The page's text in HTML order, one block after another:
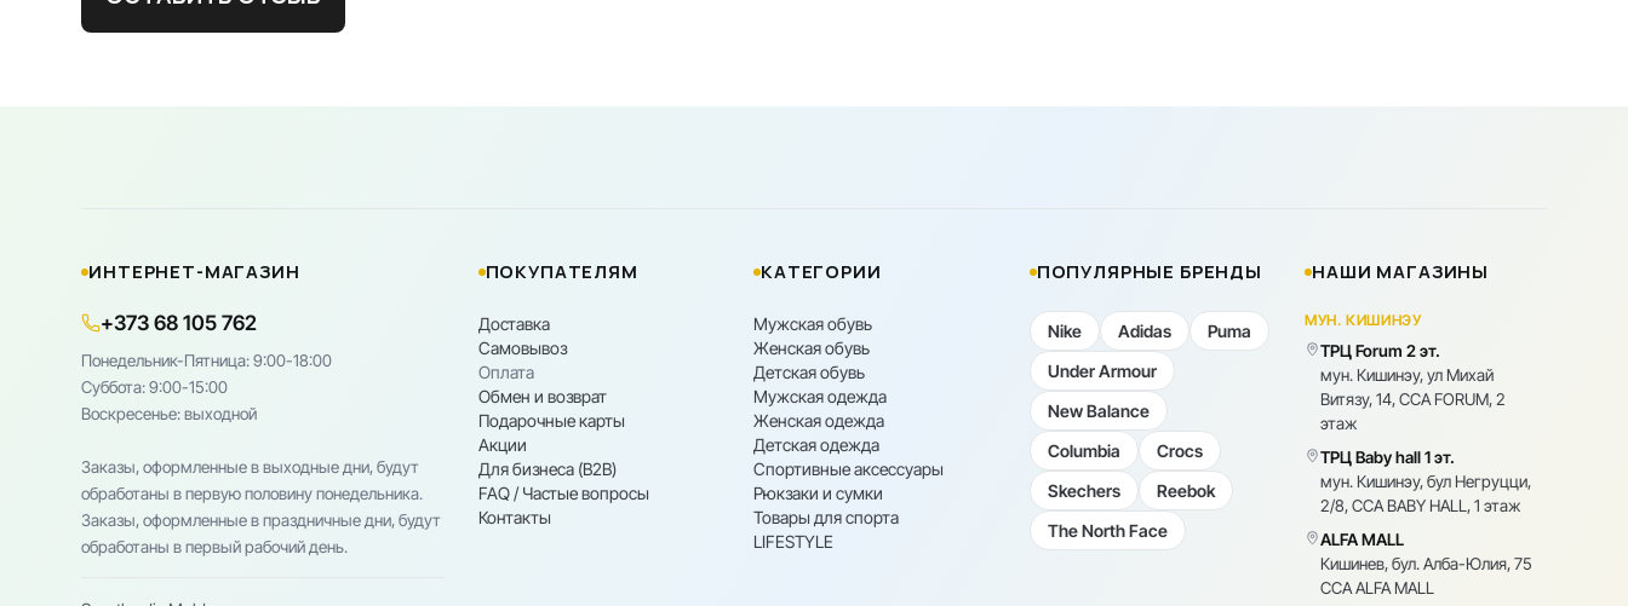
ИНТЕРНЕТ-МАГАЗИН
+373 68 105 762
Понедельник-Пятница: 9:00-18:00
Cуббота: 9:00-15:00
Воскресенье: выходной
Заказы, оформленные в выходные дни, будут
обработаны в первую половину понедельника.
Заказы, оформленные в праздничные дни, будут
обработаны в первый рабочий день.
ПОКУПАТЕЛЯМ
Доставка
Самовывоз
Оплата
Обмен и возврат
Подарочные карты
Акции
Для бизнеса (B2B)
FAQ / Частые вопросы
Контакты
КАТЕГОРИИ
Мужская обувь
Женская обувь
Детская обувь
Мужская одежда
Женская одежда
Детская одежда
Спортивные аксессуары
Рюкзаки и сумки
Товары для спорта
LIFESTYLE
ПОПУЛЯРНЫЕ БРЕНДЫ
Nike Adidas
Puma
Under Armour
New Balance
Columbia
Crocs
Skechers
Reebok
The North Face
НАШИ МАГАЗИНЫ
МУН. КИШИНЭУ
ТРЦ Forum 2 эт.
мун. Кишинэу, ул Михай
Витязу, 14, CCA FORUM, 2
этаж
ТРЦ Baby hall 1 эт.
мун. Кишинэу, бул Негруцци,
2/8, CCA BABY HALL, 1 этаж
ALFA MALL
Кишинев, бул. Алба-Юлия, 75
CCA ALFA MALL